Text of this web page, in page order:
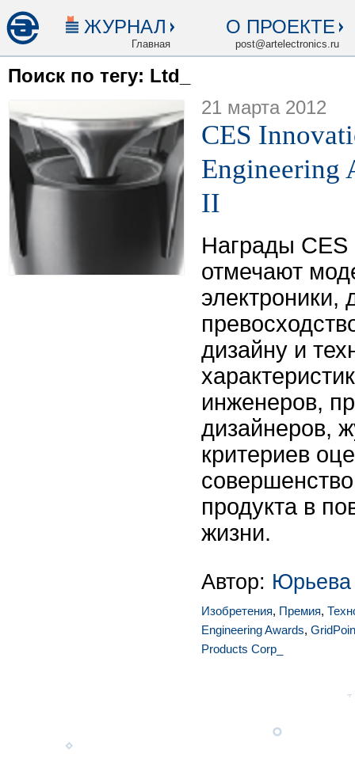
ЖУРНАЛ
Главная
О ПРОЕКТЕ
post@artelectronics.ru
Поиск по тегу: Ltd_
21 марта 2012
CES
Engineering
II
Награды CES
отмечают
дизайну и
инженеров,
дизайнеров,
критериев
продукта в
жизни.
Автор: Юрьева
Изобретения, Премия,
Engineering Awards,
Products Corp_